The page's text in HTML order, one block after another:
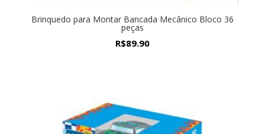
Brinquedo para Montar Bancada Mecânico Bloco 36
peças
R$89.90